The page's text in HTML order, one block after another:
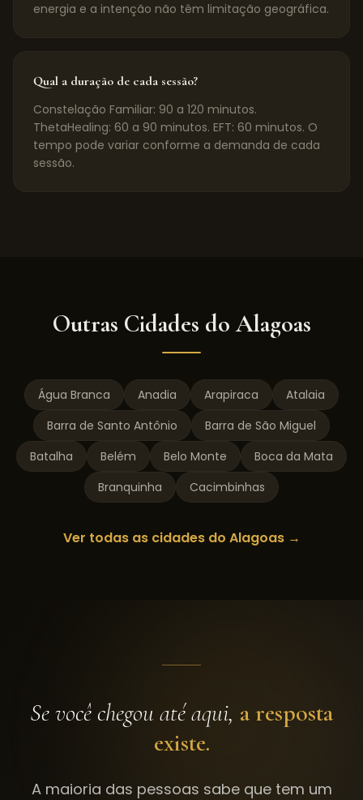
energia e a intenção não têm limitação geográfica.
Qual a duração de cada sessão?
Constelação Familiar: 90 a 120 minutos.
ThetaHealing: 60 a 90 minutos. EFT: 60 minutos. O
tempo pode variar conforme a demanda de cada
sessão.
Outras Cidades doAlagoas
Água Branca Anadia Arapiraca
Atalaia
Barra de Santo Antônio
Barra de São Miguel
Batalha
Belém Belo Monte
Boca da Mata
Branquinha
Cacimbinhas
Ver todas as cidades do Alagoas→
Se você chegou até aqui, a resposta
existe.
A maioria das pessoas sabe que tem um